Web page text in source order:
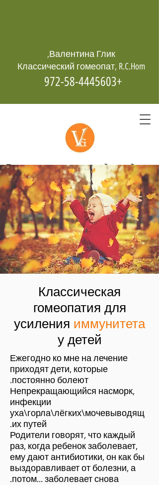
Гомеопатия -возрождает даже
из пепла
Валентина Глик,
+972-58-4445603
Классическая
гомеопатия для
усиления иммунитета
у детей
Ежегодно ко мне на лечение
приходят дети, которые
постоянно болеют.
Непрекращающийся насморк,
инфекции
уха\горла\лёгких\мочевыводящ
их путей.
Родители говорят, что каждый
раз, когда ребенок заболевает,
ему дают антибиотики, он как бы
выздоравливает от болезни, а
потом… заболевает снова.